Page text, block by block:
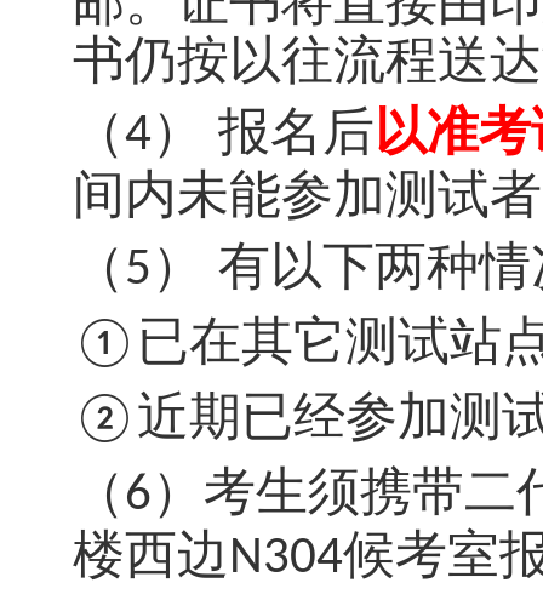
书仍按以往流程送达
（4） 报名后以准
间内未能参加测试
（5） 有以下两种
① 已在其它测试站
② 近期已经参加测
（6） 考生须携带二
楼西边 N304候考室